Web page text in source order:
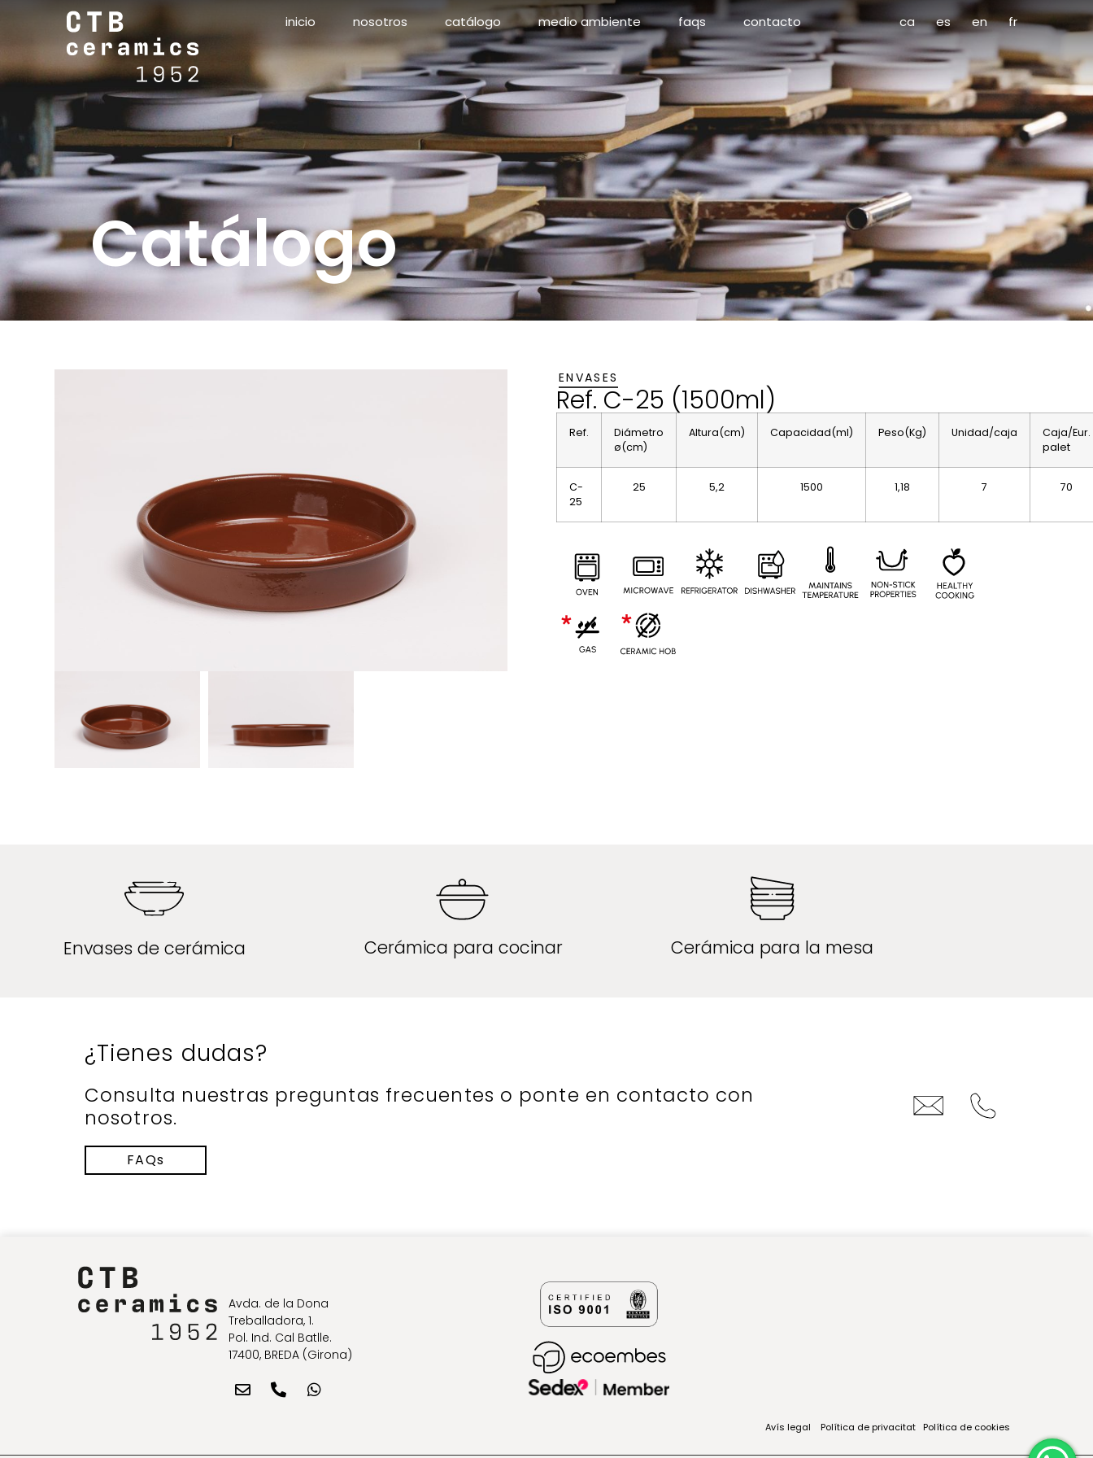
inicio nosotros catálogo medio ambiente faqs contacto ca es en fr
Catálogo
ENVASES
Ref. C-25 (1500ml)
Ref.
Diámetro
ø(cm)
Altura(cm) Capacidad(ml) Peso(Kg) Unidad/caja
Caja/Eur.
palet
C-
25
25 5,2 1500 1,18 7 70
Envases de cerámica Cerámica para cocinar Cerámica para la mesa
¿Tienes dudas?
Consulta nuestras preguntas frecuentes o ponte en contacto con
nosotros.
FAQs
Avda. de la Dona
Treballadora, 1.
Pol. Ind. Cal Batlle.
17400, BREDA (Girona)
Avís legal Política de privacitat Política de cookies